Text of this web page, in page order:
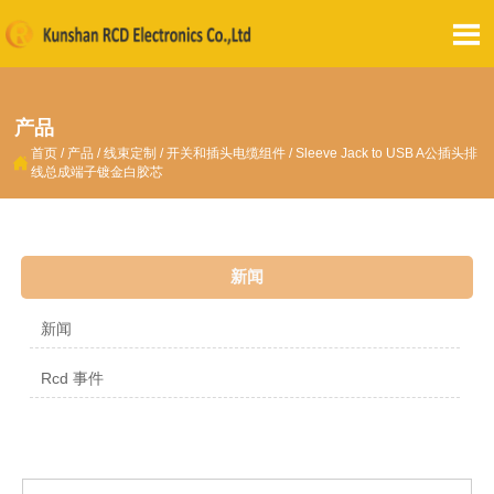

产品
 首页 / 产品 /线束定制 /开关和插头电缆组件 /Sleeve Jack to USB A公插头排
线总成端子镀金白胶芯
新闻
新闻
Rcd 事件